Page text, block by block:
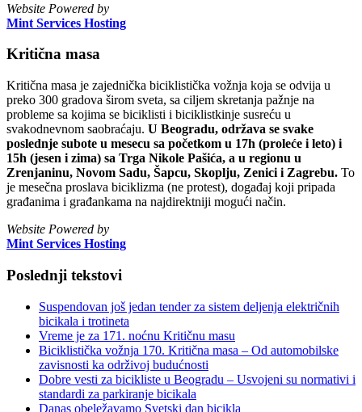
Website Powered by
Mint Services Hosting
Kritična masa
Kritična masa je zajednička biciklistička vožnja koja se odvija u
preko 300 gradova širom sveta, sa ciljem skretanja pažnje na
probleme sa kojima se biciklisti i biciklistkinje susreću u
svakodnevnom saobraćaju. U Beogradu, održava se svake
poslednje subote u mesecu sa početkom u 17h (proleće i leto) i
15h (jesen i zima) sa Trga Nikole Pašića, a u regionu u
Zrenjaninu, Novom Sadu, Šapcu, Skoplju, Zenici i Zagrebu. To
je mesečna proslava biciklizma (ne protest), događaj koji pripada
građanima i građankama na najdirektniji mogući način.
Website Powered by
Mint Services Hosting
Poslednji tekstovi
Suspendovan još jedan tender za sistem deljenja električnih
bicikala i trotineta
Vreme je za 171. noćnu Kritičnu masu
Biciklistička vožnja 170. Kritična masa – Od automobilske
zavisnosti ka održivoj budućnosti
Dobre vesti za bicikliste u Beogradu – Usvojeni su normativi i
standardi za parkiranje bicikala
Danas obeležavamo Svetski dan bicikla